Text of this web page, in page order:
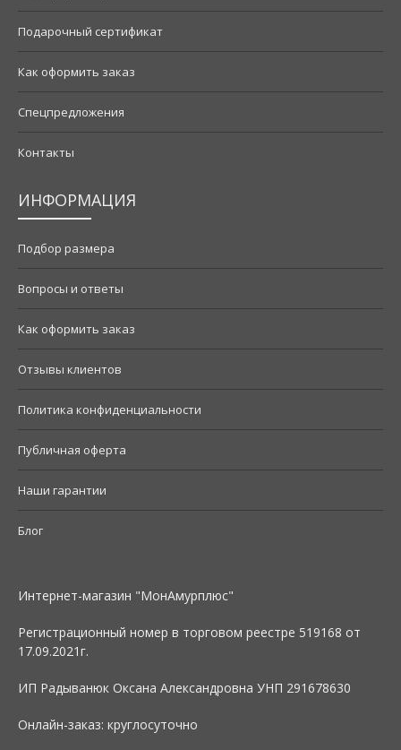
Подарочный сертификат
Как оформить заказ
Спецпредложения
Контакты
ИНФОРМАЦИЯ
Подбор размера
Вопросы и ответы
Как оформить заказ
Отзывы клиентов
Политика конфиденциальности
Публичная оферта
Наши гарантии
Блог
Интернет-магазин "МонАмурплюс"
Регистрационный номер в торговом реестре 519168 от
17.09.2021г.
ИП Радыванюк Оксана Александровна УНП 291678630
Онлайн-заказ: круглосуточно